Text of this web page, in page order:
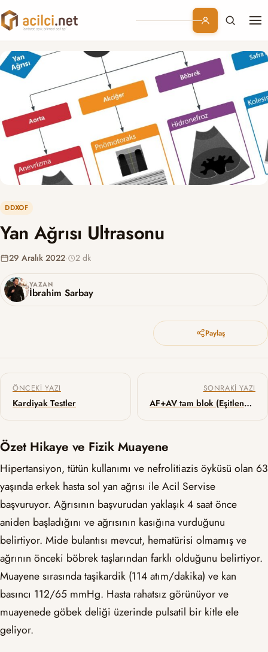
Branşlar
Konular
Kurumsal
Abonelik
DDXOF
Yan Ağrısı Ultrasonu
YAZAN
İbrahim Sarbay
29 Aralık 2022· 2 dk
Paylaş
Yazı gezinmesi
ÖNCEKI YAZI
Kardiyak Testler
SONRAKI YAZI
AF+AV tam blok (Eşitlenmiş AF)
Özet Hikaye ve Fizik Muayene
Hipertansiyon, tütün kullanımı ve nefrolitiazis öyküsü olan 63
yaşında erkek hasta sol yan ağrısı ile Acil Servise
başvuruyor. Ağrısının başvurudan yaklaşık 4 saat önce
aniden başladığını ve ağrısının kasığına vurduğunu
belirtiyor. Mide bulantısı mevcut, hematürisi olmamış ve
ağrının önceki böbrek taşlarından farklı olduğunu belirtiyor.
Muayene sırasında taşikardik (114 atım/dakika) ve kan
basıncı 112/65 mmHg. Hasta rahatsız görünüyor ve
muayenede göbek deliği üzerinde pulsatil bir kitle ele
geliyor.